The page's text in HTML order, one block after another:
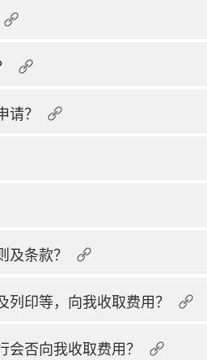
？
条款？
印等，向我收取费用？
否向我收取费用？